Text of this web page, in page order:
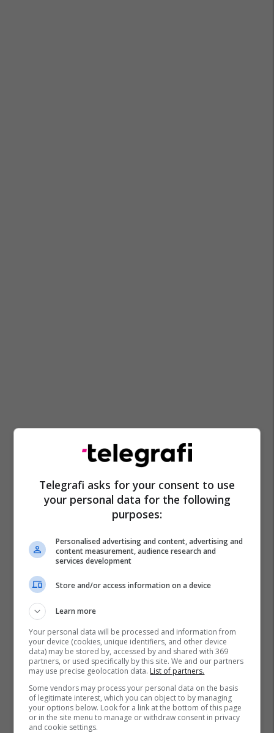
Telegrafi asks for your consent to use
your personal data for the following
purposes:
Personalised advertising and content, advertising and
content measurement, audience research and
services development
Store and/or access information on a device
Learn more
Your personal data will be processed and information from
your device (cookies, unique identifiers, and other device
data) may be stored by, accessed by and shared with 369
partners, or used specifically by this site. We and our partners
may use precise geolocation data. List of partners.
Some vendors may process your personal data on the basis
of legitimate interest, which you can object to by managing
your options below. Look for a link at the bottom of this page
or in the site menu to manage or withdraw consent in privacy
and cookie settings.